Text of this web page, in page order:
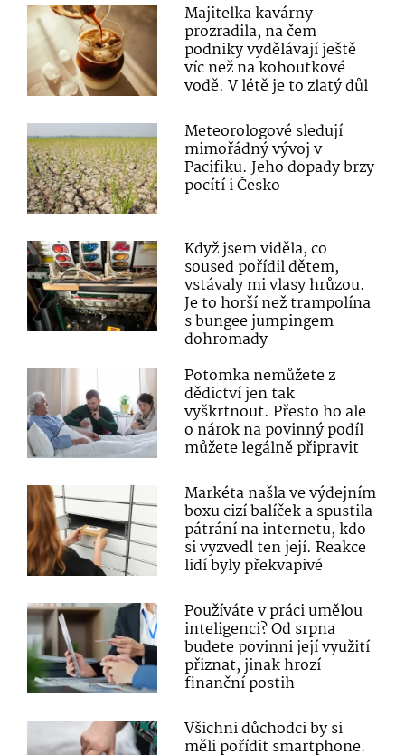
Majitelka kavárny
prozradila, na čem
podniky vydělávají ještě
víc než na kohoutkové
vodě. V létě je to zlatý důl
Meteorologové sledují
mimořádný vývoj v
Pacifiku. Jeho dopady brzy
pocítí i Česko
Když jsem viděla, co
soused pořídil dětem,
vstávaly mi vlasy hrůzou.
Je to horší než trampolína
s bungee jumpingem
dohromady
Potomka nemůžete z
dědictví jen tak
vyškrtnout. Přesto ho ale
o nárok na povinný podíl
můžete legálně připravit
Markéta našla ve výdejním
boxu cizí balíček a spustila
pátrání na internetu, kdo
si vyzvedl ten její. Reakce
lidí byly překvapivé
Používáte v práci umělou
inteligenci? Od srpna
budete povinni její využití
přiznat, jinak hrozí
finanční postih
Všichni důchodci by si
měli pořídit smartphone.